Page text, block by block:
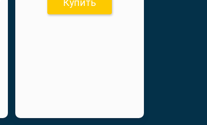
Купить